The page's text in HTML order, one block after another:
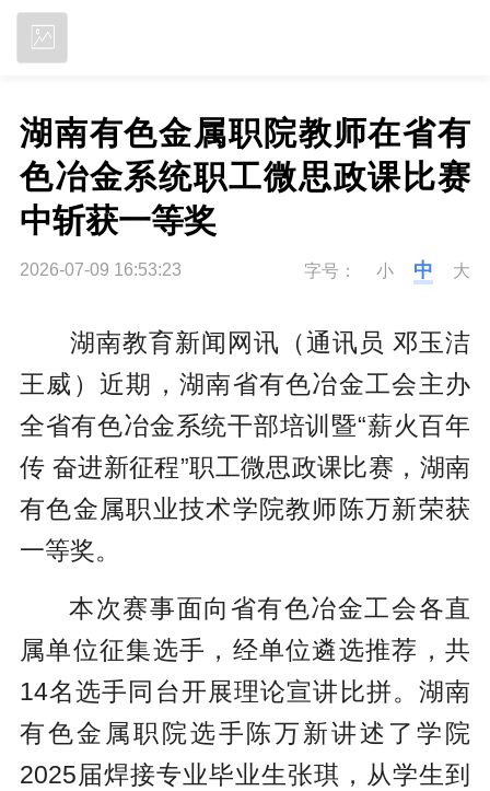
湖南有色金属职院教师在省有
色冶金系统职工微思政课比赛
中斩获一等奖
2026-07-09 16:53:23 字号： 小 中 大
湖南教育新闻网讯（通讯员 邓玉洁
王威） 近期，湖南省有色冶金工会主办
全省有色冶金系统干部培训暨“薪火百年
传 奋进新征程”职工微思政课比赛，湖南
有色金属职业技术学院教师陈万新荣获
一等奖。
本次赛事面向省有色冶金工会各直
属单位征集选手，经单位遴选推荐，共
14名选手同台开展理论宣讲比拼。湖南
有色金属职院选手陈万新讲述了学院
2025届焊接专业毕业生张琪，从学生到